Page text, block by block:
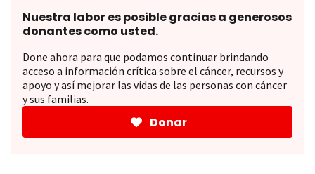
Nuestra labor es posible gracias a generosos
donantes como usted.
Done ahora para que podamos continuar brindando
acceso a información crítica sobre el cáncer, recursos y
apoyo y así mejorar las vidas de las personas con cáncer
y sus familias.
Donar